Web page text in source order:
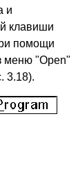
и
клавиши
помощи
меню "Open"
3.18).